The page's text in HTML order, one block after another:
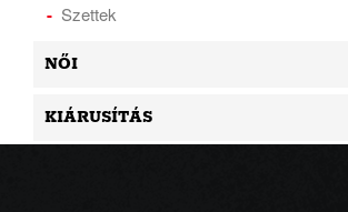
Szettek
NŐI
KIÁRUSÍTÁS